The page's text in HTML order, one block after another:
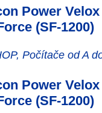
Power Velox
(SF-1200)
Počítače od A
Power Velox
(SF-1200)